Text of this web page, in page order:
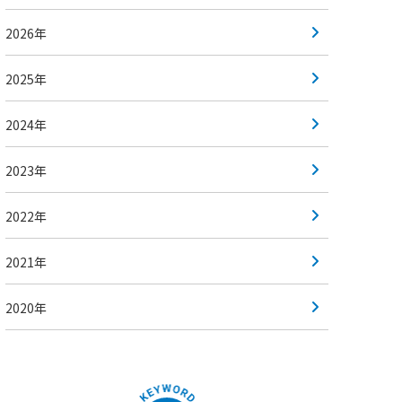
2026年
2025年
2024年
2023年
2022年
2021年
2020年